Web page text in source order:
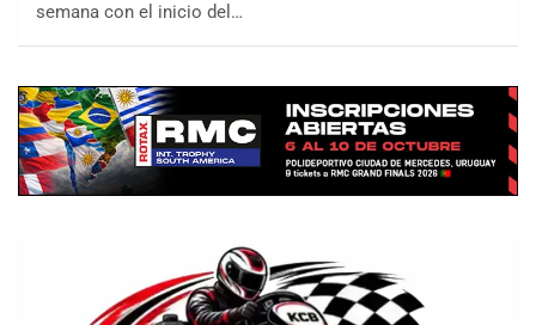
semana con el inicio del…